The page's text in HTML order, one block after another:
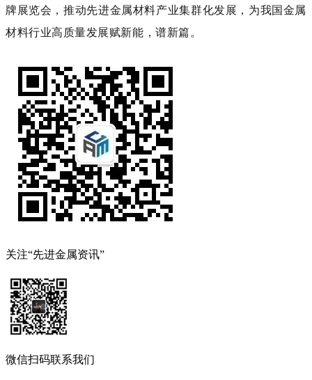
牌展览会，推动先进金属材料产业集群化发展，为我国金属
材料行业高质量发展赋新能，谱新篇。
关注“先进金属资讯”
微信扫码联系我们